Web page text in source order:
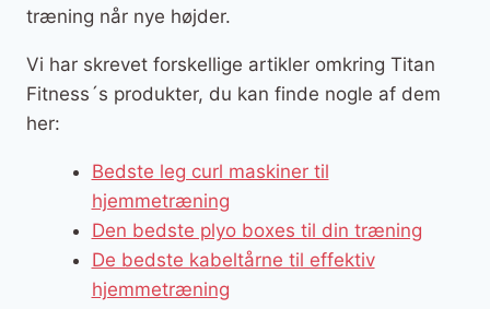
træning når nye højder.
Vi har skrevet forskellige artikler omkring Titan
Fitness´s produkter, du kan finde nogle af dem
her:
Bedste leg curl maskiner til
hjemmetræning
Den bedste plyo boxes til din træning
De bedste kabeltårne til effektiv
hjemmetræning